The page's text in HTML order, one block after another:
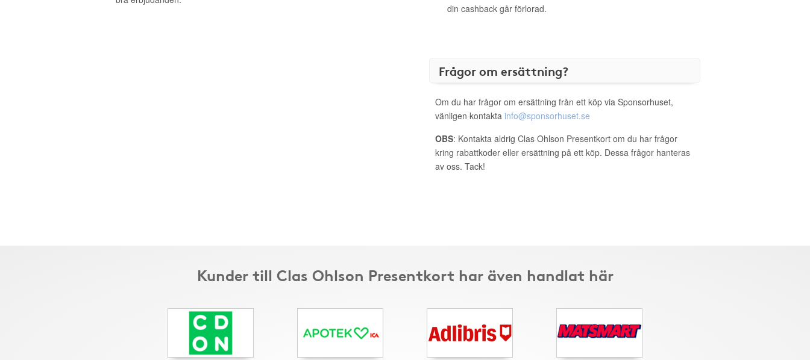
din cashback går förlorad.
Frågor om ersättning?
Om du har frågor om ersättning från ett köp via Sponsorhuset,
vänligen kontakta info@sponsorhuset.se
OBS: Kontakta aldrig Clas Ohlson Presentkort om du har frågor
kring rabattkoder eller ersättning på ett köp. Dessa frågor hanteras
av oss. Tack!
Kunder till Clas Ohlson Presentkort har även handlat här